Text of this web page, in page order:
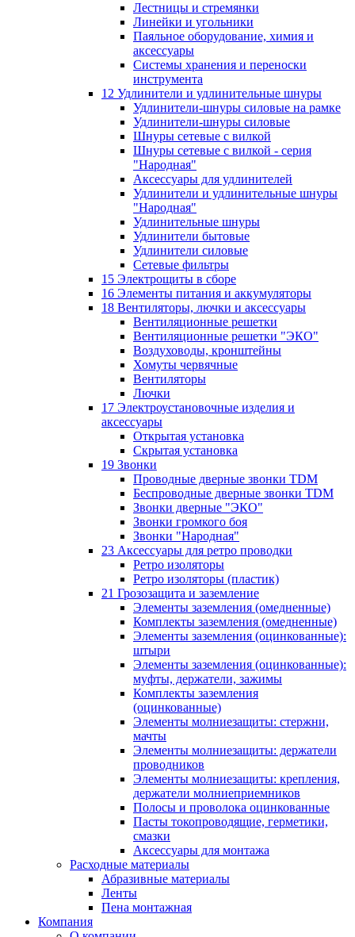
Лестницы и стремянки
Линейки и угольники
Паяльное оборудование, химия и
аксессуары
Системы хранения и переноски
инструмента
12 Удлинители и удлинительные шнуры
Удлинители-шнуры силовые на рамке
Удлинители-шнуры силовые
Шнуры сетевые с вилкой
Шнуры сетевые с вилкой - серия
"Народная"
Аксессуары для удлинителей
Удлинители и удлинительные шнуры
"Народная"
Удлинительные шнуры
Удлинители бытовые
Удлинители силовые
Сетевые фильтры
15 Электрощиты в сборе
16 Элементы питания и аккумуляторы
18 Вентиляторы, лючки и аксессуары
Вентиляционные решетки
Вентиляционные решетки "ЭКО"
Воздуховоды, кронштейны
Хомуты червячные
Вентиляторы
Лючки
17 Электроустановочные изделия и
аксессуары
Открытая установка
Скрытая установка
19 Звонки
Проводные дверные звонки TDM
Беспроводные дверные звонки TDM
Звонки дверные "ЭКО"
Звонки громкого боя
Звонки "Народная"
23 Аксессуары для ретро проводки
Ретро изоляторы
Ретро изоляторы (пластик)
21 Грозозащита и заземление
Элементы заземления (омедненные)
Комплекты заземления (омедненные)
Элементы заземления (оцинкованные):
штыри
Элементы заземления (оцинкованные):
муфты, держатели, зажимы
Комплекты заземления
(оцинкованные)
Элементы молниезащиты: стержни,
мачты
Элементы молниезащиты: держатели
проводников
Элементы молниезащиты: крепления,
держатели молниеприемников
Полосы и проволока оцинкованные
Пасты токопроводящие, герметики,
смазки
Аксессуары для монтажа
Расходные материалы
Абразивные материалы
Ленты
Пена монтажная
Компания